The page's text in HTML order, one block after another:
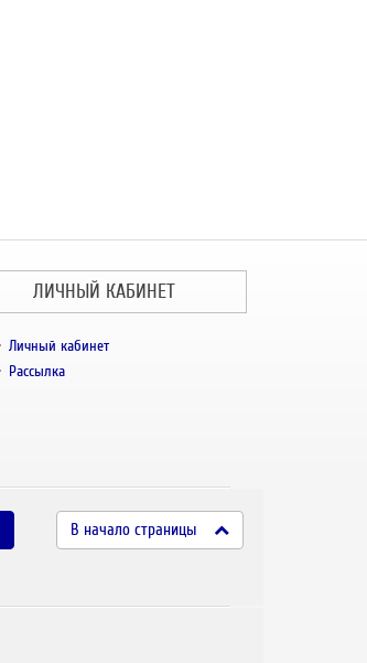
ЛИЧНЫЙ КАБИНЕТ
Личный кабинет
Рассылка
В начало страницы